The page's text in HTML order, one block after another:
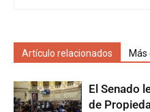
Artículo relacionados
El Senado
de